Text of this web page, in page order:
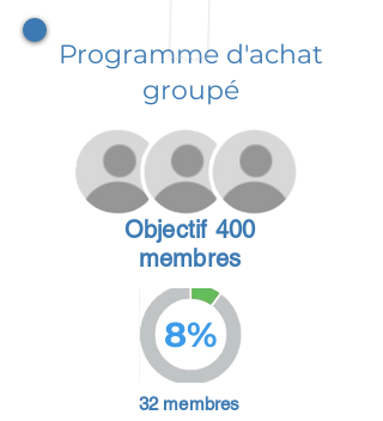
Programme d'achat
groupé
Objectif 400
membres
8%
32 membres